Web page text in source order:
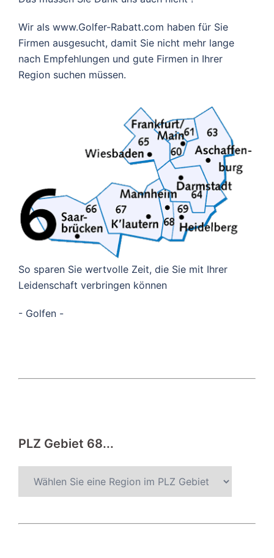
Wir als www.Golfer-Rabatt.com haben für Sie
Firmen ausgesucht, damit Sie nicht mehr lange
nach Empfehlungen und gute Firmen in Ihrer
Region suchen müssen.
So sparen Sie wertvolle Zeit, die Sie mit Ihrer
Leidenschaft verbringen können
- Golfen -
PLZ Gebiet 68...